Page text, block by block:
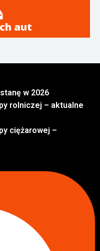
aut
w 2026
rolniczej – aktualne
ciężarowej –